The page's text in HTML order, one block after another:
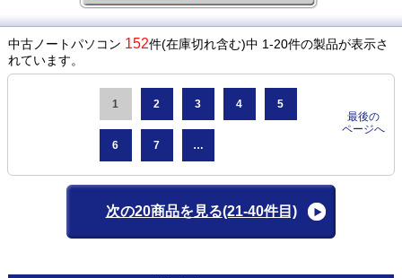
中古ノートパソコン 152件(在庫切れ含む)中 1-20件の製品が表示さ
れています。
1 2 3 4 5
6 7 …
最後の
ページへ
次の20商品を見る(21-40件目)